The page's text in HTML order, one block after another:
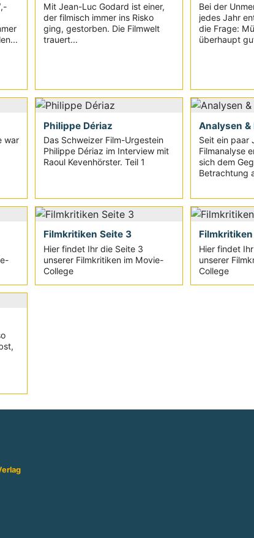
Mit Jean-Luc Godard ist einer,
der filmisch immer ins Risko
ging, gestorben. Die Filmwelt
trauert...
Bei der
jedes Jahr
die Frage:
überhaupt
war
Philippe Dériaz
Das Schweizer Film-Urgestein
Philippe Dériaz im Interview mit
Raoul Kevenhörster. Teil 1
Analysen &
Seit ein paar
Filmanalyse
sich dem
Betrachtung
Filmkritiken Seite 3
Hier findet Ihr die Seite 3
unserer Filmkritiken im Movie-
College
Hier findet
unserer
College